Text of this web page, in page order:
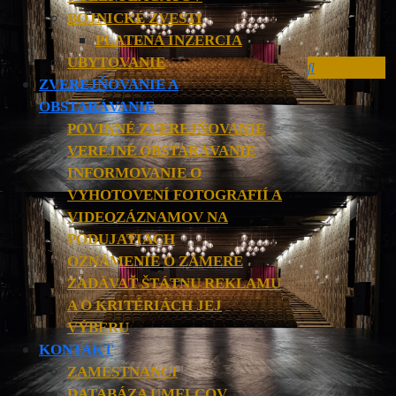
BOJNICKÉ ZVESTI
PLATENÁ INZERCIA
UBYTOVANIE
ZVEREJŇOVANIE A
OBSTARÁVANIE
POVINNÉ ZVEREJŇOVANIE
VEREJNÉ OBSTARÁVANIE
INFORMOVANIE O
VYHOTOVENÍ FOTOGRAFIÍ A
VIDEOZÁZNAMOV NA
PODUJATIACH
OZNÁMENIE O ZÁMERE
ZADÁVAŤ ŠTÁTNU REKLAMU
A O KRITÉRIÁCH JEJ
VÝBERU
KONTAKT
ZAMESTNANCI